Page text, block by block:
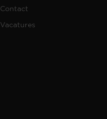
Contact
Vacatures